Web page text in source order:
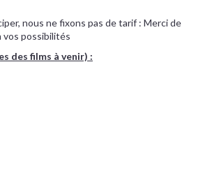
nous ne fixons pas de tarif : Merci de
vos possibilités
des films à venir) :